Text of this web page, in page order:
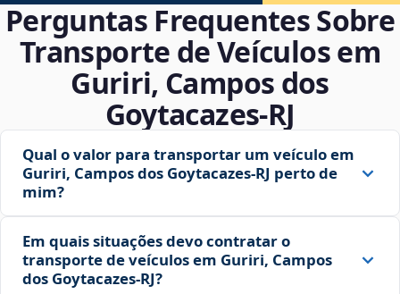
Perguntas Frequentes Sobre
Transporte de Veículos em
Guriri, Campos dos
Goytacazes‑RJ
Qual o valor para transportar um veículo em
Guriri, Campos dos Goytacazes‑RJ perto de
mim?
Em quais situações devo contratar o
transporte de veículos em Guriri, Campos
dos Goytacazes‑RJ?